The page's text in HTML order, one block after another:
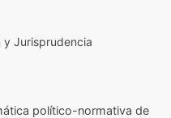
y Jurisprudencia
político-normativa de